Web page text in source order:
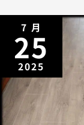
7 月
25
2025